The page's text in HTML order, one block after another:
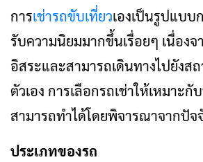
การเช่ารถขับเที่ยวเองเป็นรูปแบบ
รับความนิยมมากขึ้นเรื่อยๆ เนื่องจ
อิสระและสามารถเดินทางไปยังส
ตัวเอง การเลือกรถเช่าให้เหมาะ
สามารถทำได้โดยพิจารณาจากปัจ
ประเภทของรถ